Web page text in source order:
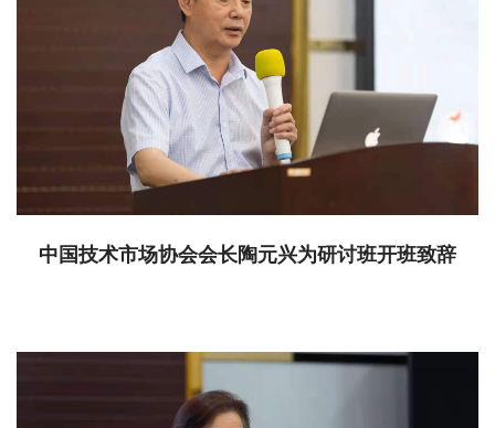
中国技术市场协会会长陶元兴为研讨班开班致辞